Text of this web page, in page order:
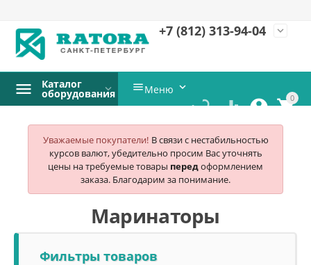
+7 (812) 313-94-04 expand_more
0


 
Каталог
оборудования Меню 
Уважаемые покупатели! В связи с нестабильностью
курсов валют, убедительно просим Вас уточнять
цены на требуемые товары передоформлением
заказа. Благодарим за понимание.
Маринаторы
Фильтры товаров